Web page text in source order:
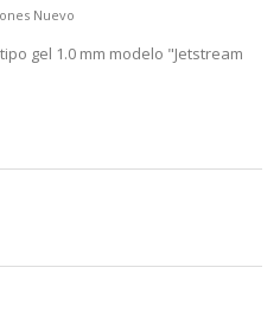
Nuevo
gel 1.0 mm modelo "Jetstream